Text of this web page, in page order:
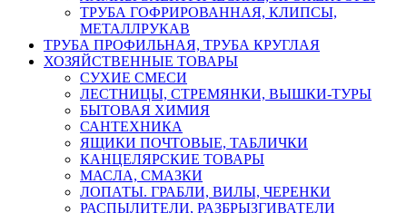
ТРУБА ГОФРИРОВАННАЯ, КЛИПСЫ,
МЕТАЛЛРУКАВ
ТРУБА ПРОФИЛЬНАЯ, ТРУБА КРУГЛАЯ
ХОЗЯЙСТВЕННЫЕ ТОВАРЫ
СУХИЕ СМЕСИ
ЛЕСТНИЦЫ, СТРЕМЯНКИ, ВЫШКИ-ТУРЫ
БЫТОВАЯ ХИМИЯ
САНТЕХНИКА
ЯЩИКИ ПОЧТОВЫЕ, ТАБЛИЧКИ
КАНЦЕЛЯРСКИЕ ТОВАРЫ
МАСЛА, СМАЗКИ
ЛОПАТЫ. ГРАБЛИ, ВИЛЫ, ЧЕРЕНКИ
РАСПЫЛИТЕЛИ, РАЗБРЫЗГИВАТЕЛИ